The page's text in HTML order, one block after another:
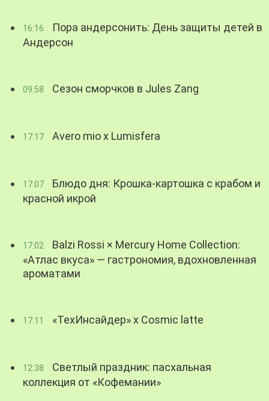
16:16
Пора андерсонить: День защиты детей в
Андерсон
09:58 Сезон сморчков в Jules Zang
17:17 Avero mio x Lumisfera
17:07
Блюдо дня: Крошка-картошка с крабом и
красной икрой
17:02
Balzi Rossi × Mercury Home Collection:
«Атлас вкуса» — гастрономия, вдохновленная
ароматами
17:11 «ТехИнсайдер» х Cosmic latte
12:38
Светлый праздник: пасхальная
коллекция от «Кофемании»